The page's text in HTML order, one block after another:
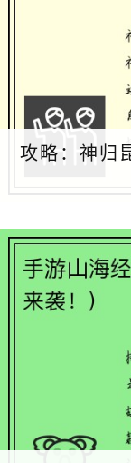
攻略：神归